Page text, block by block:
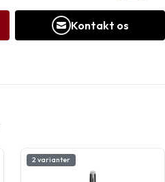
Kontakt os
2 varianter